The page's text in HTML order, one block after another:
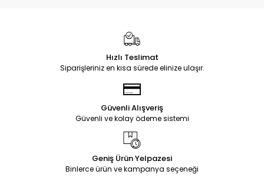
Hızlı Teslimat
Siparişleriniz en kısa sürede elinize ulaşır.
Güvenli Alışveriş
Güvenli ve kolay ödeme sistemi
Geniş Ürün Yelpazesi
Binlerce ürün ve kampanya seçeneği